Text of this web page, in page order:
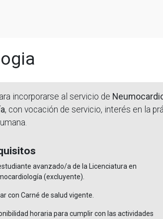
incorporarse al servicio de
, con vocación de servicio, interés en la
avanzado/a de la Licenciatura en
(excluyente).
con Carné de salud vigente.
horaria para cumplir con las actividades